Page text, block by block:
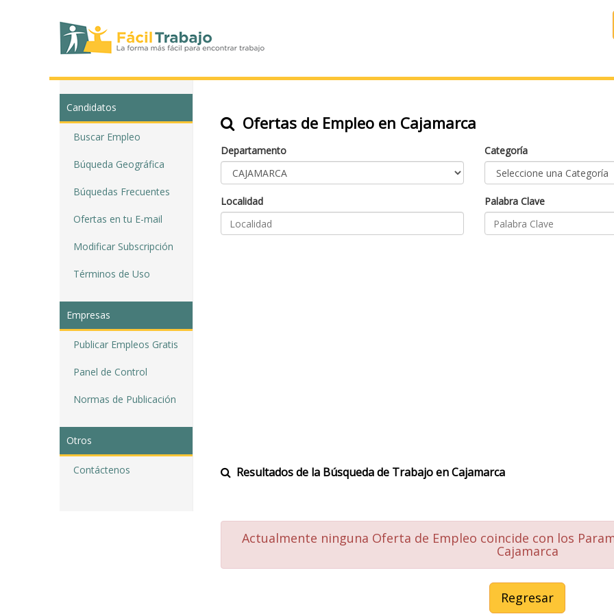
Candidatos
Buscar Empleo
Búqueda Geográfica
Búquedas Frecuentes
Ofertas en tu E-mail
Modificar Subscripción
Términos de Uso
Empresas
Publicar Empleos Gratis
Panel de Control
Normas de Publicación
Otros
Contáctenos
Ofertas de Empleo en Cajamarca
Departamento Categoría
Localidad
Palabra Clave
Resultados de la Búsqueda de Trabajo en Cajamarca
Actualmente ninguna Oferta de Empleo coincide con los
Cajamarca
Regresar